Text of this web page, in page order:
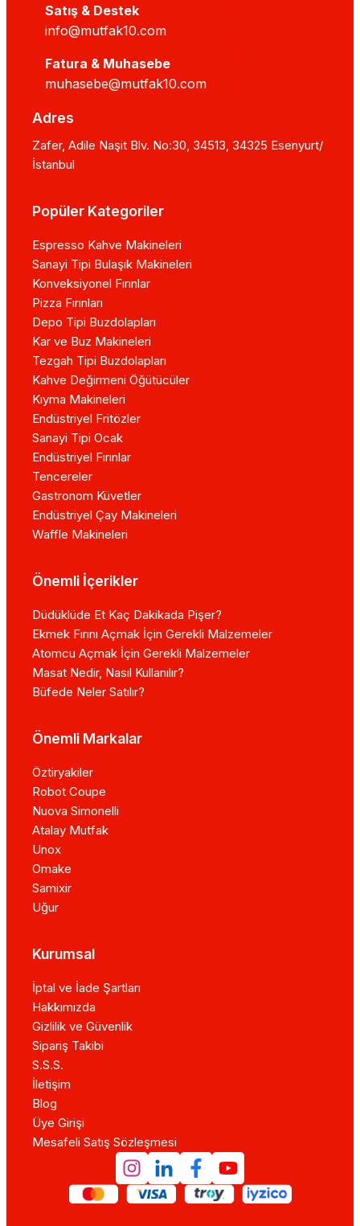
Satış & Destek
info@mutfak10.com
Fatura & Muhasebe
muhasebe@mutfak10.com
Adres
Zafer, Adile Naşit Blv. No:30, 34513, 34325 Esenyurt/
İstanbul
Popüler Kategoriler
Espresso Kahve Makineleri
Sanayi Tipi Bulaşık Makineleri
Konveksiyonel Fırınlar
Pizza Fırınları
Depo Tipi Buzdolapları
Kar ve Buz Makineleri
Tezgah Tipi Buzdolapları
Kahve Değirmeni Öğütücüler
Kıyma Makineleri
Endüstriyel Fritözler
Sanayi Tipi Ocak
Endüstriyel Fırınlar
Tencereler
Gastronom Küvetler
Endüstriyel Çay Makineleri
Waffle Makineleri
Önemli İçerikler
Düdüklüde Et Kaç Dakikada Pişer?
Ekmek Fırını Açmak İçin Gerekli Malzemeler
Atomcu Açmak İçin Gerekli Malzemeler
Masat Nedir, Nasıl Kullanılır?
Büfede Neler Satılır?
Önemli Markalar
Öztiryakiler
Robot Coupe
Nuova Simonelli
Atalay Mutfak
Unox
Omake
Samixir
Uğur
Kurumsal
İptal ve İade Şartları
Hakkımızda
Gizlilik ve Güvenlik
Sipariş Takibi
S.S.S.
İletişim
Blog
Üye Girişi
Mesafeli Satış Sözleşmesi